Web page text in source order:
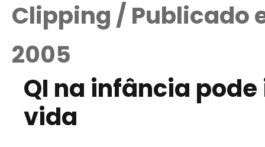
Clipping / Publicado
2005
QI na infância
vida